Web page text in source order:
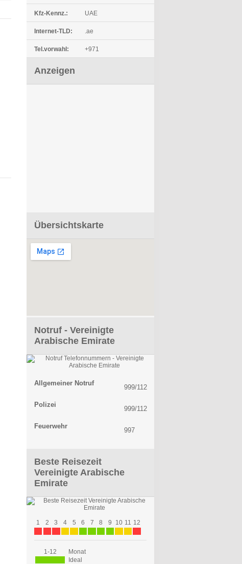
Kfz-Kennz.: UAE
Internet-TLD: .ae
Tel.vorwahl: +971
Anzeigen
Übersichtskarte
Notruf - Vereinigte
Arabische Emirate
Allgemeiner Notruf
999/112
Polizei
999/112
Feuerwehr
997
Beste Reisezeit
Vereinigte Arabische
Emirate
1 2 3 4 5 6 7 8 9 10 11 12
1-12
Monat
Ideal